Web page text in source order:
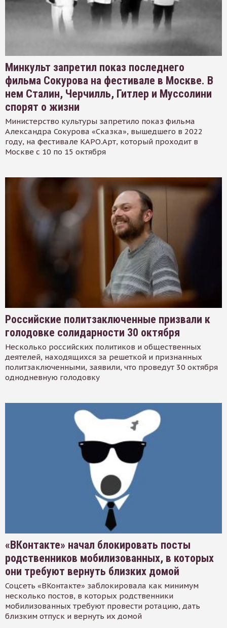
Минкульт запретил показ последнего
фильма Сокурова на фестивале в Москве. В
нем Сталин, Черчилль, Гитлер и Муссолини
спорят о жизни
Министерство культуры запретило показ фильма
Александра Сокурова «Сказка», вышедшего в 2022
году, на фестивале КАРО.Арт, который проходит в
Москве с 10 по 15 октября
Российские политзаключенные призвали к
голодовке солидарности 30 октября
Несколько российских политиков и общественных
деятелей, находящихся за решеткой и признанных
политзаключенными, заявили, что проведут 30 октября
однодневную голодовку
«ВКонтакте» начал блокировать посты
родственников мобилизованных, в которых
они требуют вернуть близких домой
Соцсеть «ВКонтакте» заблокировала как минимум
несколько постов, в которых родственники
мобилизованных требуют провести ротацию, дать
близким отпуск и вернуть их домой